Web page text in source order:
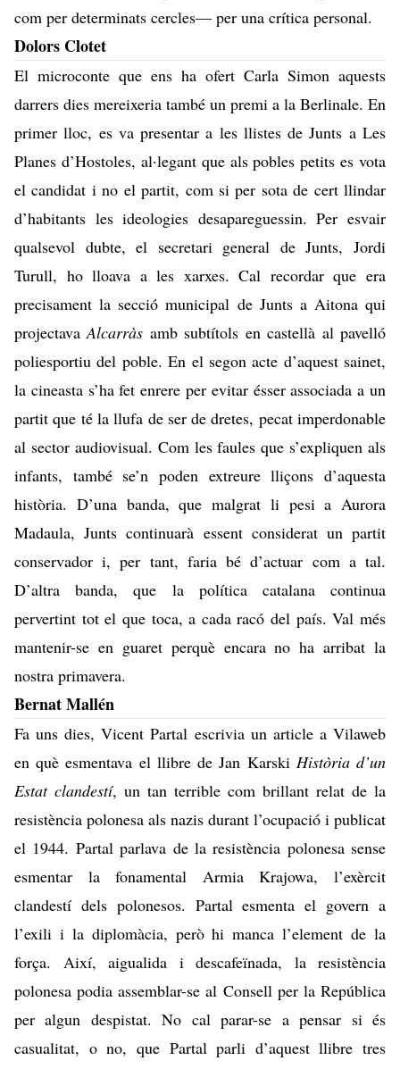
com per determinats cercles— per una crítica personal.
Dolors Clotet
El microconte que ens ha ofert Carla Simon aquests
darrers dies mereixeria també un premi a la Berlinale. En
primer lloc, es va presentar a les llistes de Junts a Les
Planes d’Hostoles, al·legant que als pobles petits es vota
el candidat i no el partit, com si per sota de cert llindar
d’habitants les ideologies desapareguessin. Per esvair
qualsevol dubte, el secretari general de Junts, Jordi
Turull, ho lloava a les xarxes. Cal recordar que era
precisament la secció municipal de Junts a Aitona qui
projectavaAlcarràs amb subtítols en castellà al pavelló
poliesportiu del poble. En el segon acte d’aquest sainet,
la cineasta s’ha fet enrere per evitar ésser associada a un
partit que té la llufa de ser de dretes, pecat imperdonable
al sector audiovisual. Com les faules que s’expliquen als
infants, també se’n poden extreure lliçons d’aquesta
història. D’una banda, que malgrat li pesi a Aurora
Madaula, Junts continuarà essent considerat un partit
conservador i, per tant, faria bé d’actuar com a tal.
D’altra banda, que la política catalana continua
pervertint tot el que toca, a cada racó del país. Val més
mantenir-se en guaret perquè encara no ha arribat la
nostra primavera.
Bernat Mallén
Fa uns dies, Vicent Partal escrivia un article a Vilaweb
en què esmentava el llibre de Jan Karski Història d’un
Estat clandestí, un tan terrible com brillant relat de la
resistència polonesa als nazis durant l’ocupació i publicat
el 1944. Partal parlava de la resistència polonesa sense
esmentar la fonamental Armia Krajowa, l’exèrcit
clandestí dels polonesos. Partal esmenta el govern a
l’exili i la diplomàcia, però hi manca l’element de la
força. Així, aigualida i descafeïnada, la resistència
polonesa podia assemblar-se al Consell per la República
per algun despistat. No cal parar-se a pensar si és
casualitat, o no, que Partal parli d’aquest llibre tres